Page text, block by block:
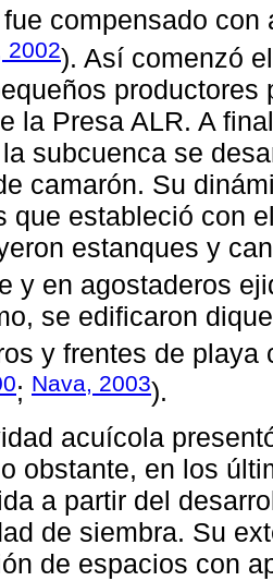
compensado con
2002). Así comenzó
la Presa ALR. A
subcuenca se
camarón. Su
que estableció con
estanques y
y en agostaderos
se edificaron
y frentes de playa
; Nava, 2003).
acuícola
obstante, en los
a partir del
de siembra. Su
de espacios con